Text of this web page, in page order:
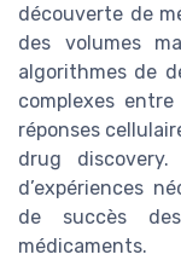
découverte de
des volumes
algorithmes de
complexes
réponses
drug
d’expériences
de succès des
médicaments.